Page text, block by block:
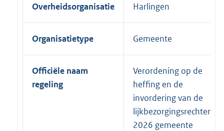
Overheidsorganisatie Harlingen
Organisatietype Gemeente
Officiële naam
regeling
Verordening op de
heffing en de
invordering van de
lijkbezorgingsrechten
2026 gemeente